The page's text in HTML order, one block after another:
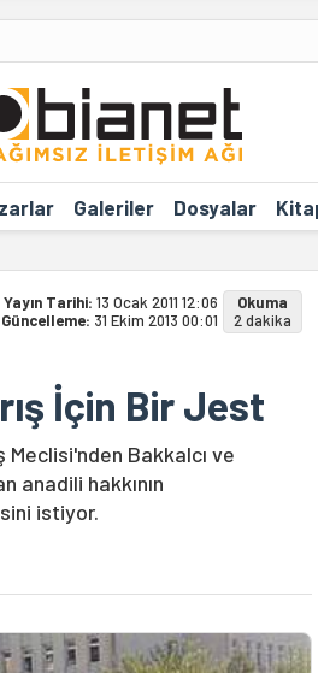
Galeriler Dosyalar
Yayın Tarihi: 13 Ocak 2011 12:06
31 Ekim 2013 00:01
Okuma
2 dakika
İçin Bir Jest
Meclisi'nden Bakkalcı ve
anadili hakkının
istiyor.